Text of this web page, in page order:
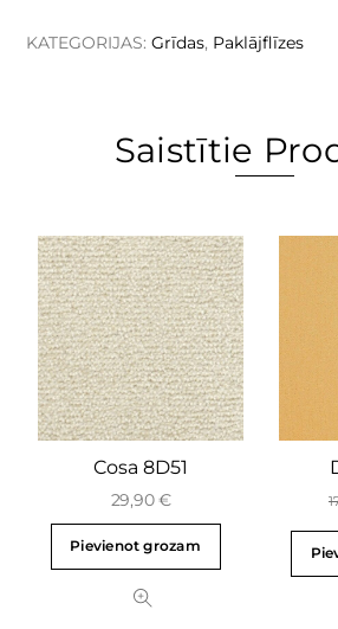
KATEGORIJAS:Grīdas, Paklājflīzes
Saistītie
Cosa 8D51
29,90€
Pievienot grozam